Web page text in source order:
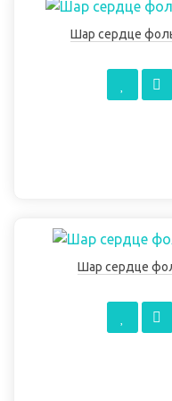
Шар сердце
Шар сердце